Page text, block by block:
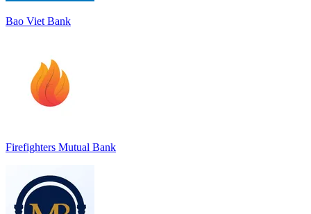
Bao Viet Bank
Firefighters Mutual Bank